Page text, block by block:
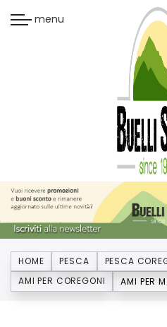
menu
HOME PESCA
PESCA
AMI PER COREGONI
AMI PER